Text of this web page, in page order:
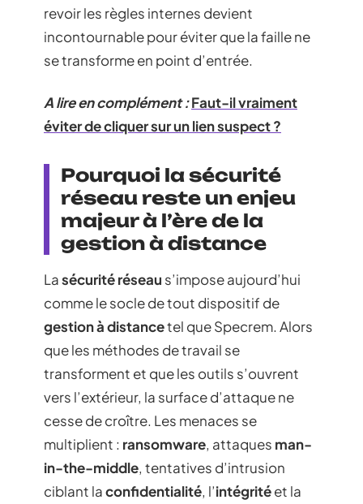
revoir les règles internes devient
incontournable pour éviter que la faille ne
se transforme en point d’entrée.
A lire en complément :Faut-il vraiment
éviter de cliquer sur un lien suspect ?
Pourquoi la sécurité
réseau reste un enjeu
majeur à l’ère de la
gestion à distance
Lasécurité réseau s’impose aujourd’hui
comme le socle de tout dispositif de
gestion à distancetel que Specrem. Alors
que les méthodes de travail se
transforment et que les outils s’ouvrent
vers l’extérieur, la surface d’attaque ne
cesse de croître. Les menaces se
multiplient : ransomware, attaques man-
in-the-middle, tentatives d’intrusion
ciblant laconfidentialité, l’intégritéet la